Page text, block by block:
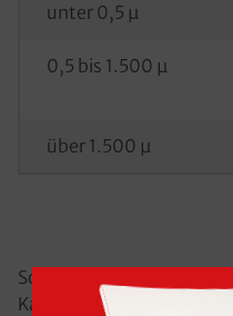
unter 0,5 µ
0,5 bis 1.500
über 1.500 µ
Sofern Sie die
Kalziumsilikatplatten